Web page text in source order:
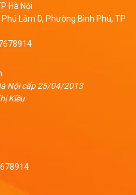
Hà Nội
Lâm D, Phường Bình Phú, TP
Nội cấp 25/04/2013
Kiều